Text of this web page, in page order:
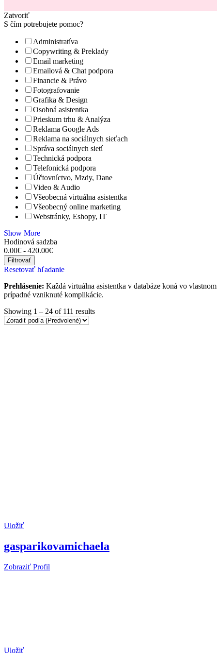
Zatvoriť
S čím potrebujete pomoc?
Administratíva
Copywriting & Preklady
Email marketing
Emailová & Chat podpora
Financie & Právo
Fotografovanie
Grafika & Design
Osobná asistentka
Prieskum trhu & Analýza
Reklama Google Ads
Reklama na sociálnych sieťach
Správa sociálnych sietí
Technická podpora
Telefonická podpora
Účtovníctvo, Mzdy, Dane
Video & Audio
Všeobecná virtuálna asistentka
Všeobecný online marketing
Webstránky, Eshopy, IT
Show More
Hodinová sadzba
0.00€ - 420.00€
Filtrovať
Resetovať hľadanie
Prehlásenie: Každá virtuálna asistentka v databáze koná vo
prípadné vzniknuté komplikácie.
Showing 1 – 24 of 111 results
Uložiť
gasparikovamichaela
Zobraziť Profil
Uložiť